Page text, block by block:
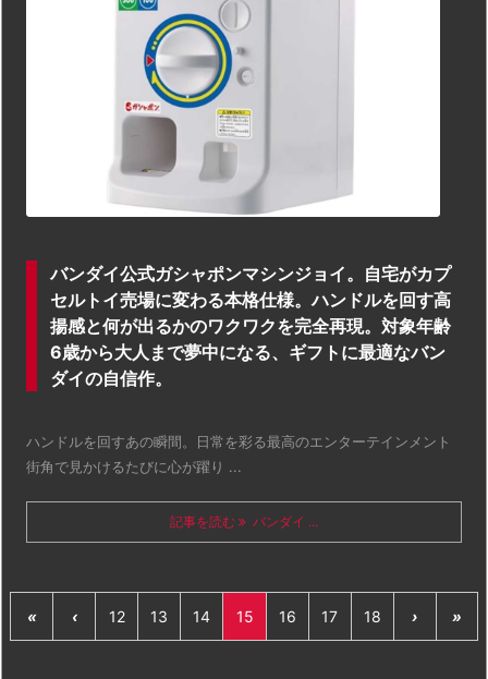
バンダイ公式ガシャポンマシンジョイ。自宅がカプ
セルトイ売場に変わる本格仕様。ハンドルを回す高
揚感と何が出るかのワクワクを完全再現。対象年齢
6歳から大人まで夢中になる、ギフトに最適なバン
ダイの自信作。
ハンドルを回すあの瞬間。日常を彩る最高のエンターテインメント
街角で見かけるたびに心が躍り ...
記事を読む バンダイ ...
« ‹ 12 13 14 15 16 17 18 › »